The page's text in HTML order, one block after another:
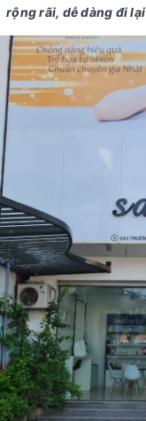
rộng rãi, dễ dàng đi lại